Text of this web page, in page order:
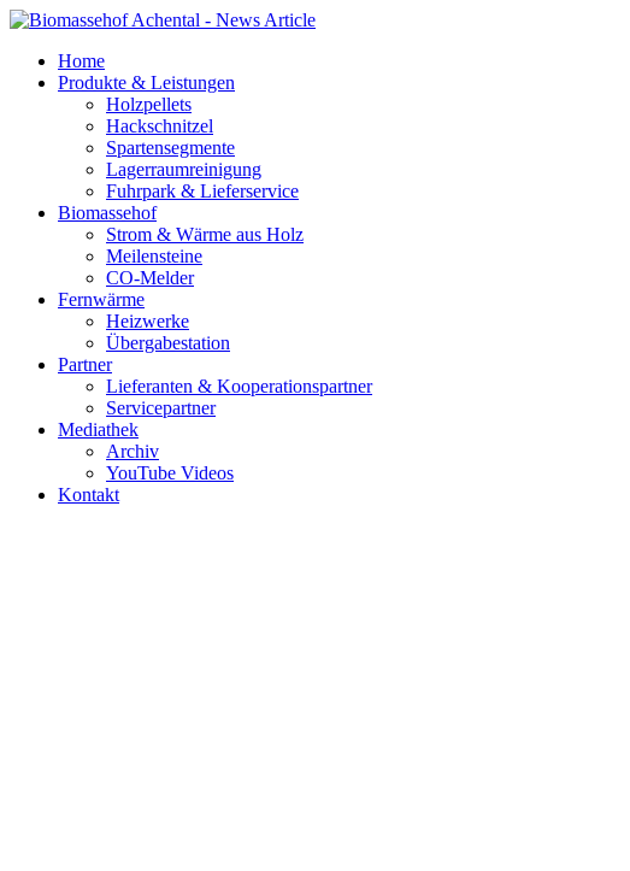
Home
Produkte & Leistungen
Holzpellets
Hackschnitzel
Spartensegmente
Lagerraumreinigung
Fuhrpark & Lieferservice
Biomassehof
Strom & Wärme aus Holz
Meilensteine
CO-Melder
Fernwärme
Heizwerke
Übergabestation
Partner
Lieferanten & Kooperationspartner
Servicepartner
Mediathek
Archiv
YouTube Videos
Kontakt